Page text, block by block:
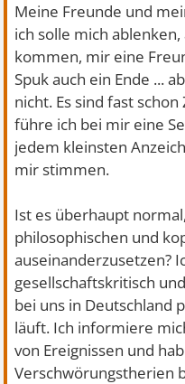
Meine Freunde und
ich solle mich
kommen, mir eine
Spuk auch ein Ende ...
nicht. Es sind fast
führe ich bei mir eine
jedem kleinsten
mir stimmen.
Ist es überhaupt
philosophischen und
auseinanderzusetzen?
gesellschaftskritisch
bei uns in Deutschland
läuft. Ich informiere
von Ereignissen und
Verschwörungstherien